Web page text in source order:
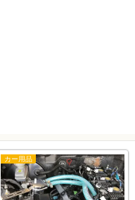
カー用品